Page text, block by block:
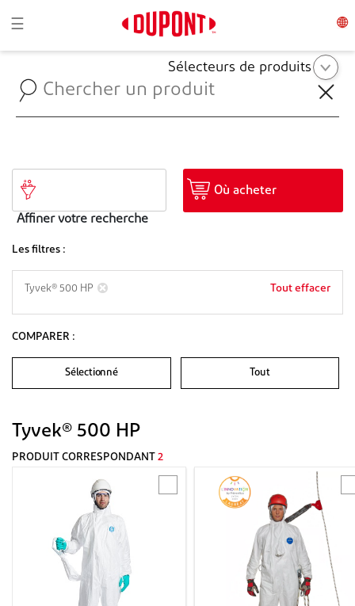
Toggle navigation
☰
Sélecteurs de produits
Affiner votre recherche
Où acheter
Les filtres :
Tyvek® 500 HP Tout effacer
COMPARER :
Sélectionné Tout
Tyvek® 500 HP
PRODUIT CORRESPONDANT 2